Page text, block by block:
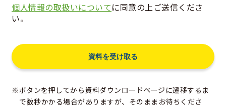
個人情報の取扱いについてに同意の上ご送信くださ
い。
※ボタンを押してから資料ダウンロードページに遷移するま
で数秒かかる場合がありますが、そのままお待ちくださ